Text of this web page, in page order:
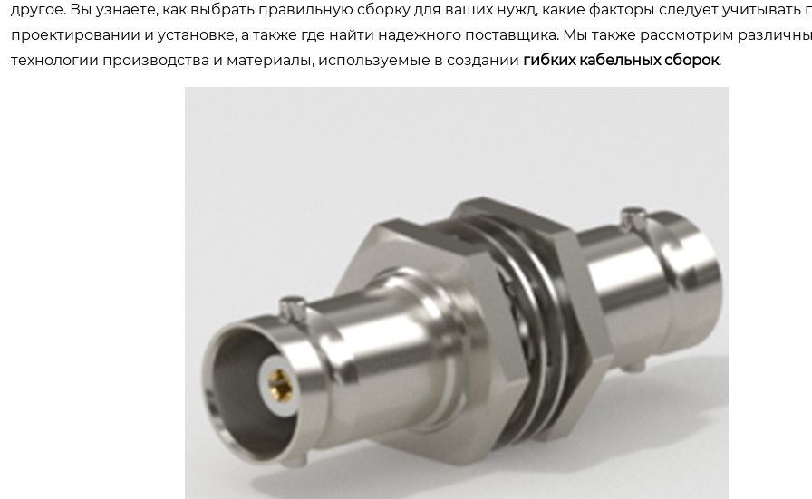
другое. Вы узнаете, как выбрать правильную сборку для ваших нужд, какие факторы следует учитывать
проектировании и установке, а также где найти надежного поставщика. Мы также рассмотрим
технологии производства и материалы, используемые в создании гибких кабельных сборок.